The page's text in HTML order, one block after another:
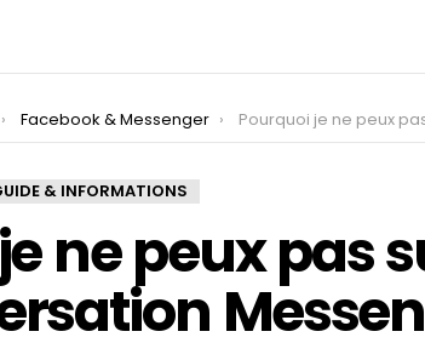
Facebook & Messenger Pourquoi je ne peux pas supprimer une
& INFORMATIONS
ne peux pas